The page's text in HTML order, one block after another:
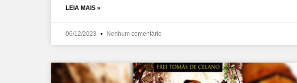
LEIA MAIS »
06/12/2023 Nenhum comentário